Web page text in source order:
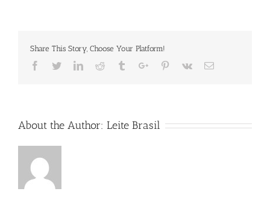
Share This Story, Choose Your Platform!
Facebook
TwitterLinkedinReddit TumblrGoogle+Pinterest
Vk Email
About the Author: Leite Brasil